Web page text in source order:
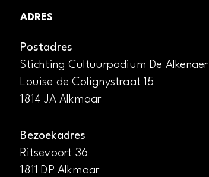
ADRES
Postadres
Stichting Cultuurpodium De Alkenaer
Louise de Colignystraat 15
1814 JA Alkmaar
Bezoekadres
Ritsevoort 36
1811 DP Alkmaar